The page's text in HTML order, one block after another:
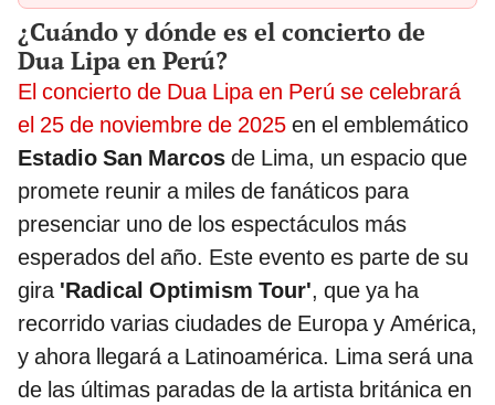
¿Cuándo y dónde es el concierto de
Dua Lipa en Perú?
El concierto de Dua Lipa en Perú se celebrará
el 25 de noviembre de 2025 en el emblemático
Estadio San Marcos de Lima, un espacio que
promete reunir a miles de fanáticos para
presenciar uno de los espectáculos más
esperados del año. Este evento es parte de su
gira 'Radical Optimism Tour', que ya ha
recorrido varias ciudades de Europa y América,
y ahora llegará a Latinoamérica. Lima será una
de las últimas paradas de la artista británica en